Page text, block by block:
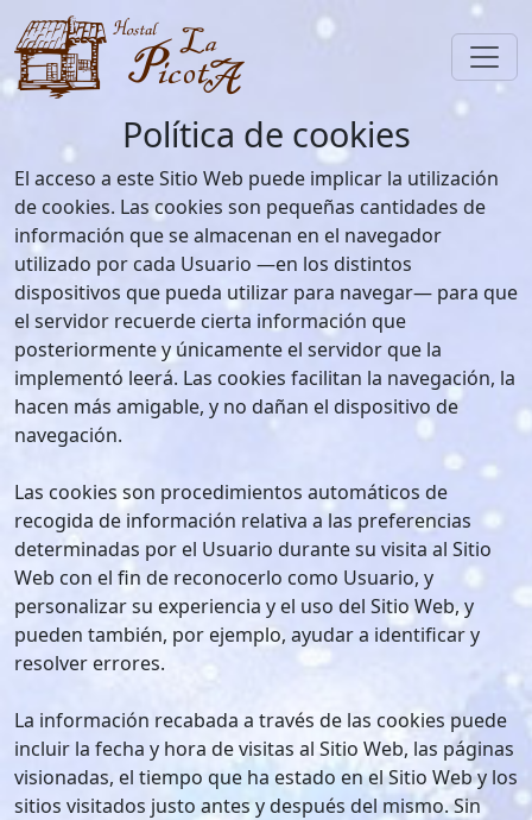
Política de cookies
El acceso a este Sitio Web puede implicar la utilización
de cookies. Las cookies son pequeñas cantidades de
información que se almacenan en el navegador
utilizado por cada Usuario —en los distintos
dispositivos que pueda utilizar para navegar— para que
el servidor recuerde cierta información que
posteriormente y únicamente el servidor que la
implementó leerá. Las cookies facilitan la navegación, la
hacen más amigable, y no dañan el dispositivo de
navegación.
Las cookies son procedimientos automáticos de
recogida de información relativa a las preferencias
determinadas por el Usuario durante su visita al Sitio
Web con el fin de reconocerlo como Usuario, y
personalizar su experiencia y el uso del Sitio Web, y
pueden también, por ejemplo, ayudar a identificar y
resolver errores.
La información recabada a través de las cookies puede
incluir la fecha y hora de visitas al Sitio Web, las páginas
visionadas, el tiempo que ha estado en el Sitio Web y los
sitios visitados justo antes y después del mismo. Sin